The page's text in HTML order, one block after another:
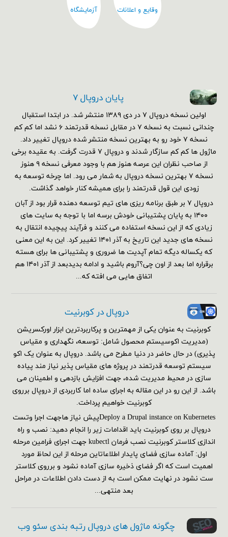
وقایع و اعلانات آزمایشگاه
پایان دروپال ۷
اولین نسخه دروپال ۷ در دی ۱۳۸۹ منتشر شد. در ابتدا استقبال
چندانی نسبت به نسخه ۷ در مقابل نسخه قدرتمند ۶ نشد اما کم کم
نسخه ۷ خود رو به بهترین نسخه منتشر شده دروپال تغییر داد.
ماژول ها کم کم سازگار شدند و دروپال ۷ قدرت گرفت. به عقیده برخی
از صاحب نظران این عرصه هنوز هم با وجود معرفی نسخه ۹ هنوز
نسخه ۷ بهترین نسخه دروپال به شمار می رود. اما چرخه توسعه به
زودی این قول قدرتمند را برای همیشه کنار خواهد گذاشت.
دروپال ۷ بر طبق برنامه ریزی های تیم توسعه دهنده قرار بود از آبان
۱۴۰۰ به پایان پشتیبانی خودش برسه اما با توجه به سایت های
زیادی که از این نسخه استفاده می کنند و فرآیند پیچیده انتقال به
نسخه های جدید این تاریخ به آذر ۱۴۰۱ تغییر کرد. این به این معنی
که یکساله دیگه تمام آپدیت ها ضروری و پشتیبانی ها برای هسته
برقراره اما بعد از اون چی؟آروم باشید و ادامه بدیدبعد از آذر ۱۴۰۱ هم
اتفاق هایی می افته که...
دروپال در کوبرنیت
کوبرنیت به عنوان یکی از مهمترین و پرکاربردترین ابزار اورکسریشن
(مدیریت اکوسیستم محصول شامل: توسعه، نگهداری و مقیاس
پذیری) در حال حاضر در دنیا مطرح می باشد. دروپال به عنوان یک اکو
سیستم توسعه قدرتمند در پروژه های مقیاس پذیر نیاز مند پیاده
سازی در محیط مدیریت شده، جهت افزایش بازدهی و اطمینان می
باشد. از این رو در این مقاله به اجرای ساده اما کاربردی از دروپال برروی
کوبرنیت خواهیم پرداخت.
Deploy a Drupal instance on Kubernetesپیش نیاز هاجهت اجرا وتست
دروپال بر روی کوبرنیت باید اقدامات زیر را انجام دهید: نصب و راه
اندازی کلاستر کوبرنیت نصب فرمان kubectl جهت اجرای فرامین مرحله
اول: آماده سازی فضای پایدار اطلاعاتاین مرحله از این لحاظ مورد
اهمیت است که اگر فضای ذخیره سازی آماده نشود و برروی کلاستر
ست نشود در نهایت ممکن است به از دست دادن اطلاعات در مراحل
بعد منتهی...
چگونه ماژول های دروپال رتبه بندی سئو وب